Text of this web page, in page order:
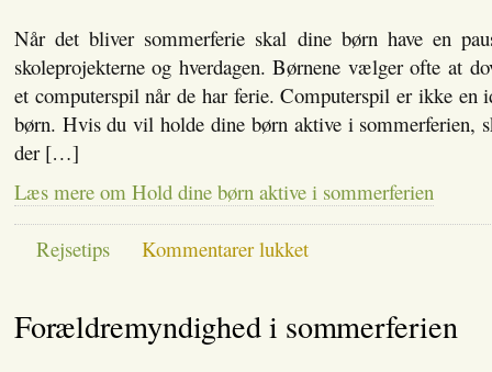
Når det bliver sommerferie skal dine børn have en
skoleprojekterne og hverdagen. Børnene vælger ofte at
et computerspil når de har ferie. Computerspil er ikke en
børn. Hvis du vil holde dine børn aktive i sommerferien,
der […]
Læs mere om Hold dine børn aktive i sommerferien
Rejsetips Kommentarer lukkettil
Hold
i
Forældremyndighed i sommerferien